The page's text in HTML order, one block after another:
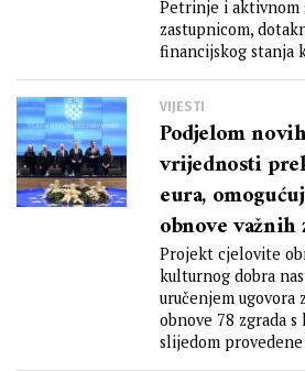
Petrinje i aktivnom
zastupnicom,
financijskog stanja
VIJESTI
Podjelom
vrijednosti
eura,
obnove
Zagrebu i
županiji te u
županijama
potresom
Projekt cjelovite
kulturnog dobra
uručenjem ugovora
obnove 78 zgrada
slijedom